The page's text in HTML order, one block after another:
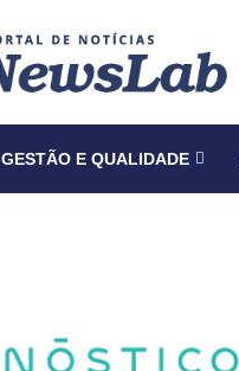
GESTÃO E QUALIDADE